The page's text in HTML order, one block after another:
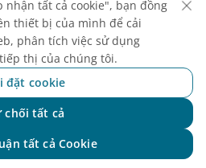
ký doanh nghiệp, mã số
đăng ký lần đầu ngày
thay đổi lần thứ 10 ngày
chính Thành phố Hà Nội.
nhận tất cả cookie", bạn đồng
thiết bị của mình để cải
phân tích việc sử dụng
thị của chúng tôi.
đặt cookie
chối tất cả
tất cả Cookie